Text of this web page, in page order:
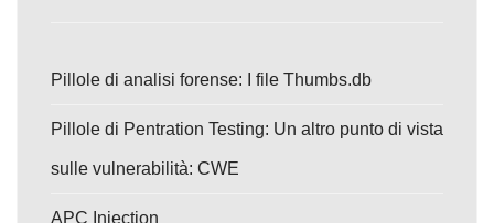
Pillole di analisi forense: I file Thumbs.db
Pillole di Pentration Testing: Un altro punto di vista
sulle vulnerabilità: CWE
APC Injection